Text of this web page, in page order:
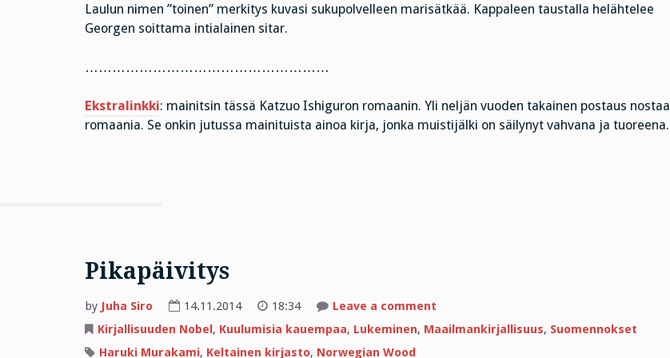
Laulun nimen ”toinen” merkitys kuvasi sukupolvelleen marisätkää. Kappaleen taustalla helähtelee
Georgen soittama intialainen sitar.
………………………………………………
Ekstralinkki: mainitsin tässä Katzuo Ishiguron romaanin. Yli neljän vuoden takainen postaus nostaa
romaania. Se onkin jutussa mainituista ainoa kirja, jonka muistijälki on säilynyt vahvana ja tuoreena.
Pikapäivitys
by Juha Siro 14.11.2014 18:34 Leave a commenton
Kirjallisuuden Nobel, Kuulumisia kauempaa, Lukeminen, Maailmankirjallisuus, Suomennokset
Haruki Murakami, Keltainen kirjasto, Norwegian Wood